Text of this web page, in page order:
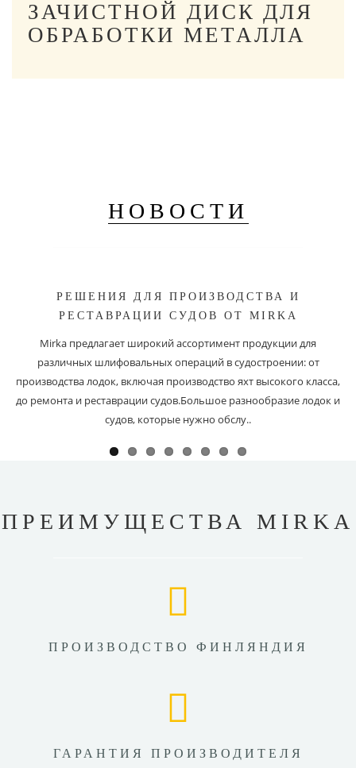
ЗАЧИСТНОЙ ДИСК ДЛЯ
ОБРАБОТКИ МЕТАЛЛА
НОВОСТИ
РЕШЕНИЯ ДЛЯ ПРОИЗВОДСТВА И
РЕСТАВРАЦИИ СУДОВ ОТ MIRKA
Mirka предлагает широкий ассортимент продукции для
различных шлифовальных операций в судостроении: от
производства лодок, включая производство яхт высокого класса,
до ремонта и реставрации судов.Большое разнообразие лодок и
судов, которые нужно обслу..
ПРЕИМУЩЕСТВА MIRKA
ПРОИЗВОДСТВО ФИНЛЯНДИЯ
ГАРАНТИЯ ПРОИЗВОДИТЕЛЯ